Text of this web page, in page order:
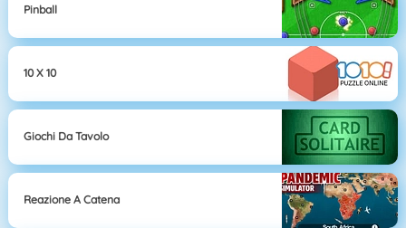
Pinball
10 X 10
Giochi Da Tavolo
Reazione A Catena